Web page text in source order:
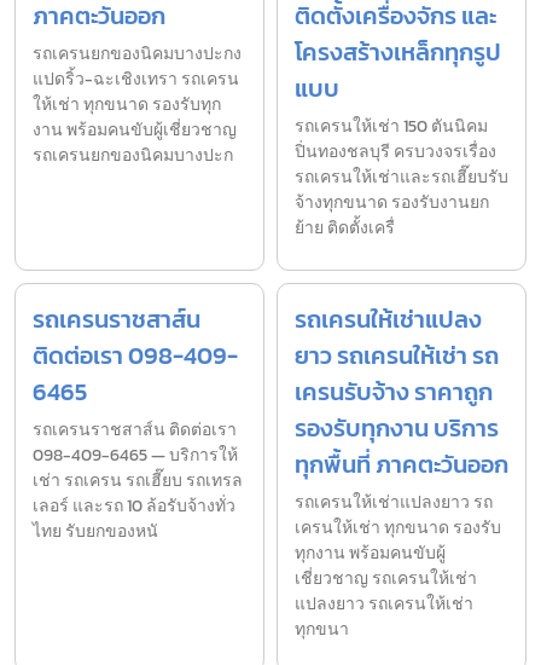
ภาคตะวันออก
รถเครนยกของนิคมบางปะกง
แปดริ้ว-ฉะเชิงเทรา รถเครน
ให้เช่า ทุกขนาด รองรับทุก
งาน พร้อมคนขับผู้เชี่ยวชาญ
รถเครนยกของนิคมบางปะก
ติดตั้งเครื่องจักร และ
โครงสร้างเหล็กทุกรูป
แบบ
รถเครนให้เช่า 150 ตันนิคม
ปิ่นทองชลบุรี ครบวงจรเรื่อง
รถเครนให้เช่าและรถเฮี๊ยบรับ
จ้างทุกขนาด รองรับงานยก
ย้าย ติดตั้งเครื่
รถเครนราชสาส์น
ติดต่อเรา 098-409-
6465
รถเครนราชสาส์น ติดต่อเรา
098-409-6465 — บริการให้
เช่า รถเครน รถเฮี๊ยบ รถเทรล
เลอร์ และรถ 10 ล้อรับจ้างทั่ว
ไทย รับยกของหนั
รถเครนให้เช่าแปลง
ยาว รถเครนให้เช่า รถ
เครนรับจ้าง ราคาถูก
รองรับทุกงาน บริการ
ทุกพื้นที่ ภาคตะวันออก
รถเครนให้เช่าแปลงยาว รถ
เครนให้เช่า ทุกขนาด รองรับ
ทุกงาน พร้อมคนขับผู้
เชี่ยวชาญ รถเครนให้เช่า
แปลงยาว รถเครนให้เช่า
ทุกขนา